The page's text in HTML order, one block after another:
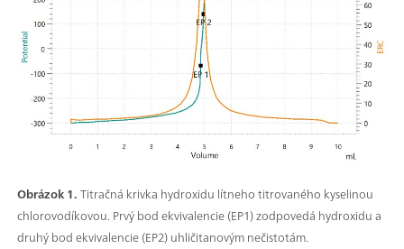
Obrázok 1.Titračná krivka hydroxidu lítneho titrovaného kyselinou
chlorovodíkovou. Prvý bod ekvivalencie (EP1) zodpovedá hydroxidu a
druhý bod ekvivalencie (EP2) uhličitanovým nečistotám.